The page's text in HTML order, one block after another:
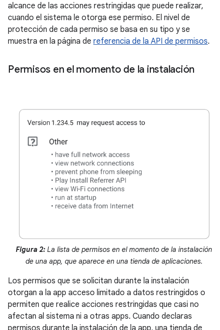
alcance de las acciones restringidas que puede realizar,
cuando el sistema le otorga ese permiso. El nivel de
protección de cada permiso se basa en su tipo y se
muestra en la página de referencia de la API de permisos.
Permisos en el momento de la instalación
Figura 2: La lista de permisos en el momento de la instalación
de una app, que aparece en una tienda de aplicaciones.
Los permisos que se solicitan durante la instalación
otorgan a la app acceso limitado a datos restringidos o
permiten que realice acciones restringidas que casi no
afectan al sistema ni a otras apps. Cuando declaras